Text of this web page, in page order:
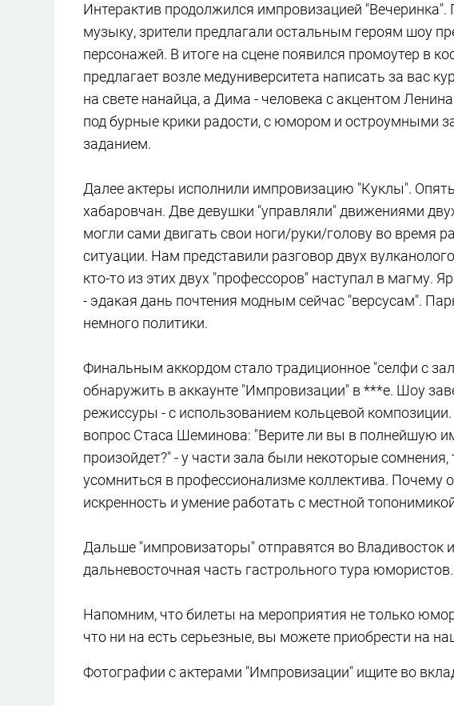
Интерактив продолжился импровизацией
музыку, зрители предлагали остальным героям шоу
персонажей. В итоге на сцене появился промоутер в
предлагает возле медуниверситета написать за вас
на свете нанайца, а Дима - человека с акцентом
под бурные крики радости, с юмором и остроумными
заданием.
Далее актеры исполнили импровизацию "Куклы".
хабаровчан. Две девушки "управляли" движениями
могли сами двигать свои ноги/руки/голову во время
ситуации. Нам представили разговор двух
кто-то из этих двух "профессоров" наступал в магму.
- эдакая дань почтения модным сейчас "версусам".
немного политики.
Финальным аккордом стало традиционное "селфи с
обнаружить в аккаунте "Импровизации" в ***е. Шоу
режиссуры - с использованием кольцевой
вопрос Стаса Шеминова: "Верите ли вы в полнейшую
произойдет?" - у части зала были некоторые
усомниться в профессионализме коллектива. Почему
искренность и умение работать с местной
Дальше "импровизаторы" отправятся во Владивосток
дальневосточная часть гастрольного тура юмористов.
Напомним, что билеты на мероприятия не только
что ни на есть серьезные, вы можете приобрести на
Фотографии с актерами "Импровизации" ищите во